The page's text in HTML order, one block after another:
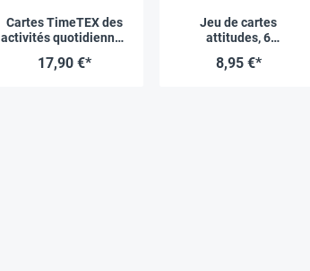
Cartes TimeTEX des
activités quotidiennes
17,90 €*
Jeu de cartes
attitudes, 6
différentes, 110 cartes
8,95 €*